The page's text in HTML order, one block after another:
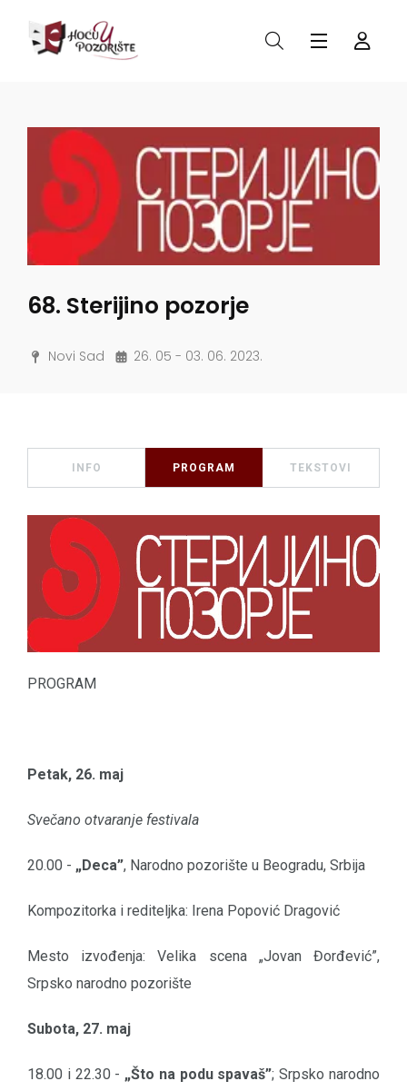
68. Sterijino pozorje
Novi Sad 26. 05 - 03. 06. 2023.
INFO PROGRAM TEKSTOVI
PROGRAM
Petak, 26. maj
Svečano otvaranje festivala
20.00 - „Deca”, Narodno pozorište u Beogradu, Srbija
Kompozitorka i rediteljka: Irena Popović Dragović
Mesto izvođenja: Velika scena „Jovan Đorđević”,
Srpsko narodno pozorište
Subota, 27. maj
18.00 i 22.30 - „Što na podu spavaš”; Srpsko narodno